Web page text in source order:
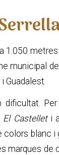
1.050
municipal
Guadalest.
El Castelleti
blanc
marques